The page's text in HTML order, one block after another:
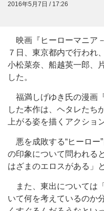
2016年5月7日 / 17:26
映画『ヒーローマニア
７日、東京都内で行われ
小松菜奈、船越英一郎、
した。
福満しげゆき氏の漫画
した本作は、ヘタレたち
上がる姿を描くアクショ
悪を成敗する“ヒーロー
の印象について問われる
はざまのエロスがある」
また、東出については
いて何を考えているのか